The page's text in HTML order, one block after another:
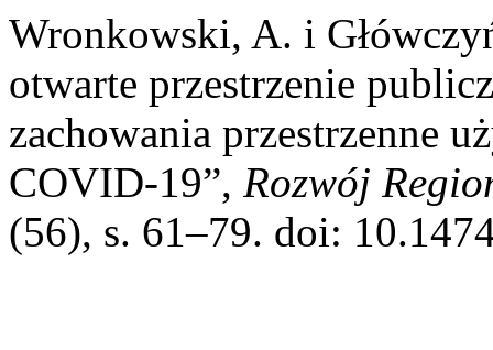
Wronkowski, A. i
otwarte przestrzenie
zachowania przestrzenne
COVID-19”, Rozwój
(56), s. 61–79. doi: